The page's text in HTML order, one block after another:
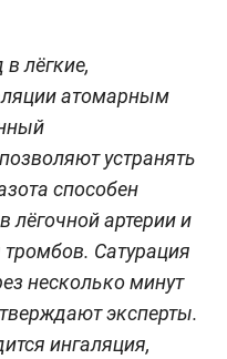
лёгкие,
атомарным
устранять
способен
лёгочной артерии и
Сатурация
несколько минут
эксперты.
ингаляция,